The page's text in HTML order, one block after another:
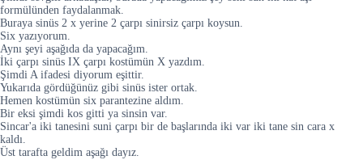
formülünden faydalanmak.
Buraya sinüs 2 x yerine 2 çarpı sinirsiz çarpı koysun.
Six yazıyorum.
Aynı şeyi aşağıda da yapacağım.
İki çarpı sinüs IX çarpı kostümün X yazdım.
Şimdi A ifadesi diyorum eşittir.
Yukarıda gördüğünüz gibi sinüs ister ortak.
Hemen kostümün six parantezine aldım.
Bir eksi şimdi kos gitti ya sinsin var.
Sincar'a iki tanesini suni çarpı bir de başlarında iki var iki tane sin cara x
kaldı.
Üst tarafta geldim aşağı dayız.